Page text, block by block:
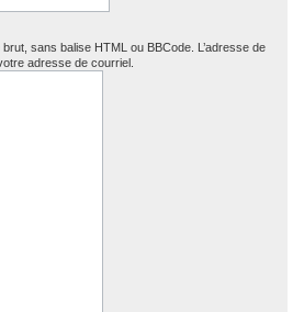
sans balise HTML ou BBCode. L’adresse de
adresse de courriel.